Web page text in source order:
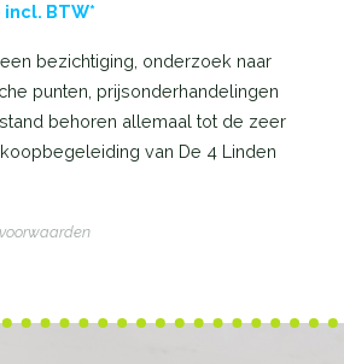
incl. BTW*
bezichtiging, onderzoek naar
punten, prijsonderhandelingen
behoren allemaal tot de zeer
van De 4 Linden